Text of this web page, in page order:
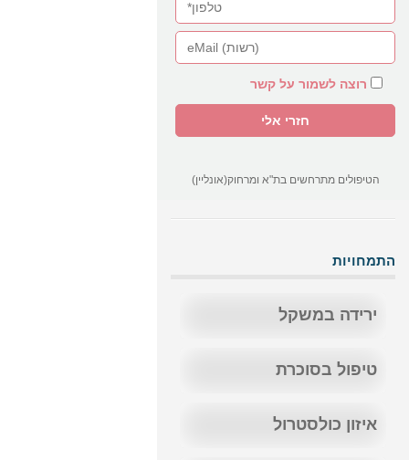
רוצה לשמור על קשר
הטיפולים מתרחשים בת"א ומרחוק(אונליין)
התמחויות
ירידה במשקל
טיפול בסוכרת
איזון כולסטרול